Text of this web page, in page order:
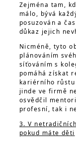
Zejména tam,
málo, bývá
posuzován a
důkaz jejich
Nicméně, tyto
plánováním
síťováním s
pomáhá získat
kariérního
jinde ve firmě
osvědčil
profesní, tak i
3. V
pokud máte děti